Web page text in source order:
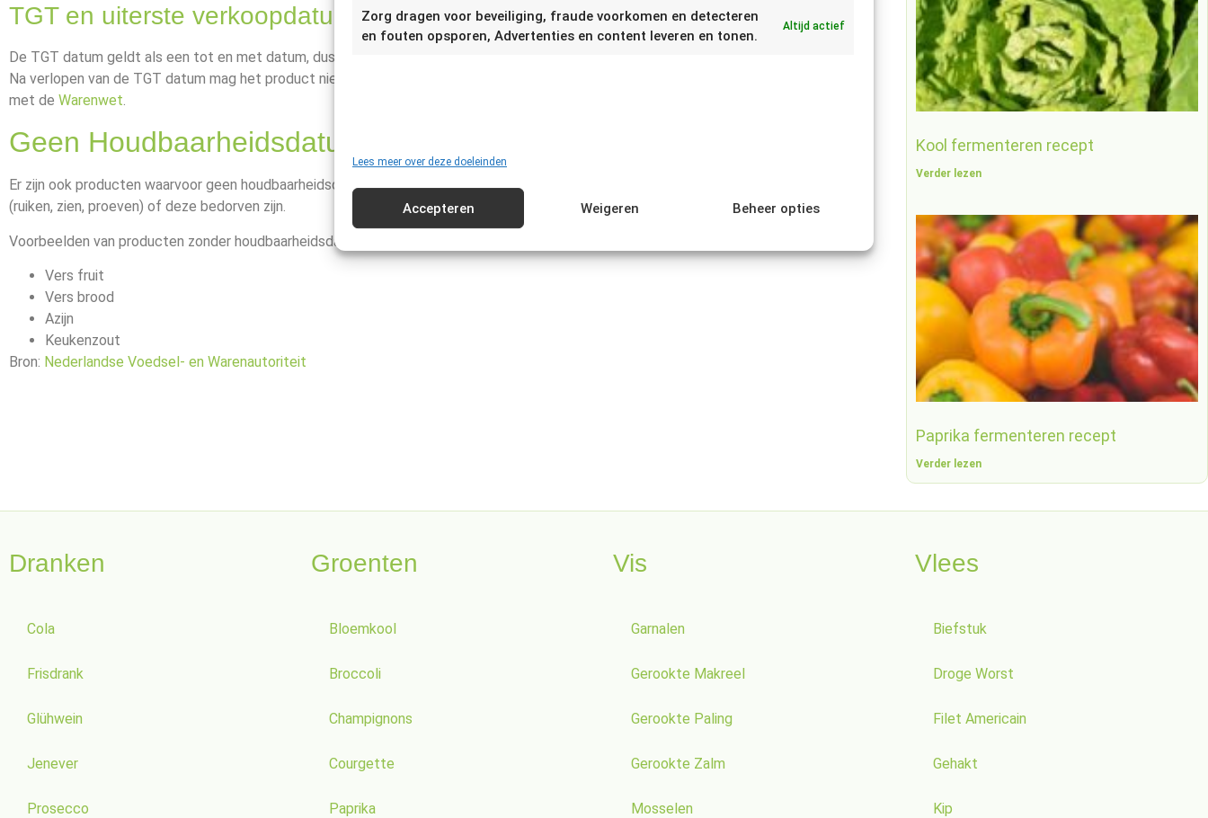
Zorg dragen voor beveiliging, fraude voorkomen en detecteren
en fouten opsporen, Advertenties en content leveren en tonen.
Altijd actief
Lees meer over deze doeleinden
Accepteren Weigeren Beheer opties
TGT en uiterste verkoopdatum
De TGT datum geldt als een tot en met datum, dus op de dag dat het product of levensmiddel verloopt mag het nog verkocht worden.
Na verlopen van de TGT datum mag het product niet meer verkocht worden. Verkoop na verlopen van de TGT datum is in overtreding
met de Warenwet.
Geen Houdbaarheidsdatum
Er zijn ook producten waarvoor geen houdbaarheidsdatum verplicht is. Dit zijn producten waarvan je zelf eenvoudig kunt vaststellen
(ruiken, zien, proeven) of deze bedorven zijn.
Voorbeelden van producten zonder houdbaarheidsdatum zijn:
Vers fruit
Vers brood
Azijn
Keukenzout
Bron: Nederlandse Voedsel- en Warenautoriteit
Kool fermenteren recept
Verder lezen
Paprika fermenteren recept
Verder lezen
Dranken
Cola
Frisdrank
Glühwein
Jenever
Prosecco
Groenten
Bloemkool
Broccoli
Champignons
Courgette
Paprika
Vis
Garnalen
Gerookte Makreel
Gerookte Paling
Gerookte Zalm
Mosselen
Vlees
Biefstuk
Droge Worst
Filet Americain
Gehakt
Kip